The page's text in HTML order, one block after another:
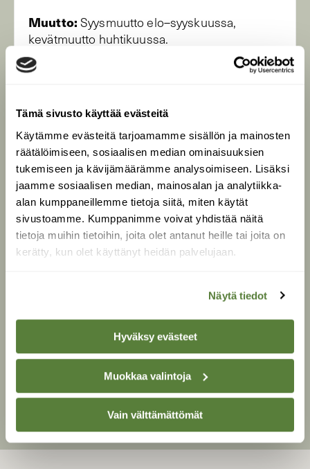
Tämä sivusto käyttää evästeitä
Käytämme evästeitä tarjoamamme sisällön ja mainosten
räätälöimiseen, sosiaalisen median ominaisuuksien
tukemiseen ja kävijämäärämme analysoimiseen. Lisäksi
jaamme sosiaalisen median, mainosalan ja analytiikka-
alan kumppaneillemme tietoja siitä, miten käytät
sivustoamme. Kumppanimme voivat yhdistää näitä
tietoja muihin tietoihin, joita olet antanut heille tai joita on
kerätty, kun olet käyttänyt heidän palvelujaan.
Näytä tiedot
Hyväksy evästeet
Muokkaa valintoja
Vain välttämättömät
Muutto: Syysmuutto elo–syyskuussa,
kevätmuutto huhtikuussa.
Talvehtiminen:
Lounais-, Länsi- ja Itä-
Tuntomerkit:Suurikokoinen ja
jykevärakenteinen. Höyhenpuvun yleisväri
vaalean harmaanruskea. Lennossa siipien
yläpinnalla näkyvät suuret vaalean-harmaat
lautumat. Oranssi nokka on suuri ja kolmio-
mainen, jalat vaaleanpunaiset–persikanväriset.
Kuvitus: Jari Kostet
Äänitoistin
SULJE